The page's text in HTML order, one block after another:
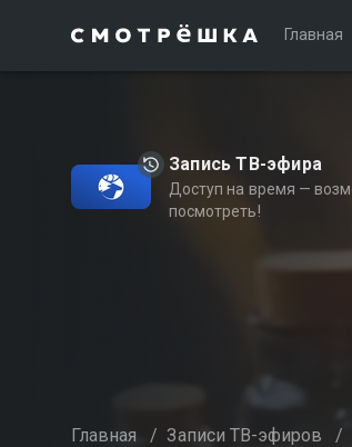
Главная
Запись ТВ-эфира
Доступ на время —
посмотреть!
Главная / Записи ТВ-эфиров /